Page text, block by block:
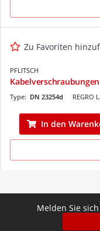
Zu Favoriten
PFLITSCH
Kabelverschraubungen
REGRO
Type: DN 23254d
In den
Melden Sie